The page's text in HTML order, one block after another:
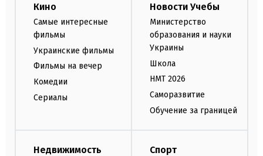
Кино
Самые интересные
фильмы
Украинские фильмы
Фильмы на вечер
Комедии
Сериалы
Новости Учебы
Министерство
образования и науки
Украины
Школа
НМТ 2026
Саморазвитие
Обучение за границей
Недвижимость Спорт